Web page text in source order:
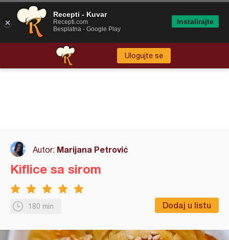
Ulogujte se
Autor: Marijana Petrović
180 min Dodaj u listu
Kiflice sa sirom
Recepti - Kuvar
Recepti.com
Besplatna - Google Play
Instalirajte